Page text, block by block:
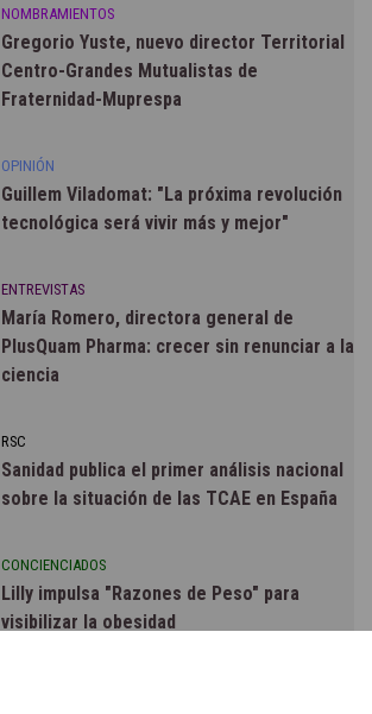
NOMBRAMIENTOS
Gregorio Yuste, nuevo director Territorial
Centro-Grandes Mutualistas de
Fraternidad-Muprespa
OPINIÓN
Guillem Viladomat: "La próxima revolución
tecnológica será vivir más y mejor"
ENTREVISTAS
María Romero, directora general de
PlusQuam Pharma: crecer sin renunciar a la
ciencia
RSC
Sanidad publica el primer análisis nacional
sobre la situación de las TCAE en España
CONCIENCIADOS
Lilly impulsa "Razones de Peso" para
visibilizar la obesidad